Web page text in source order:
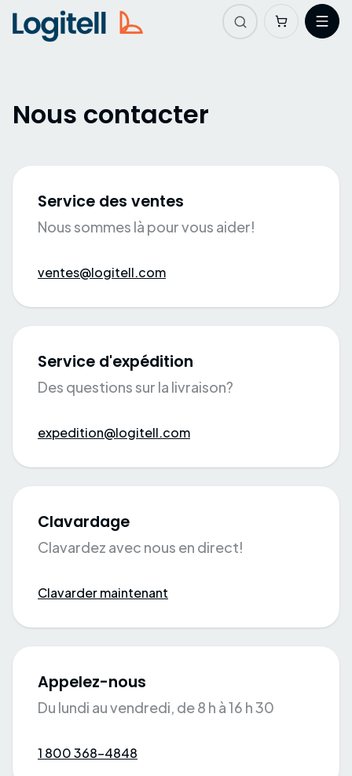
Nous contacter
Service des ventes
Nous sommes là pour vous aider!
ventes@logitell.com
Service d'expédition
Des questions sur la livraison?
expedition@logitell.com
Clavardage
Clavardez avec nous en direct!
Clavarder maintenant
Appelez-nous
Du lundi au vendredi, de 8 h à 16 h 30
1 800 368-4848